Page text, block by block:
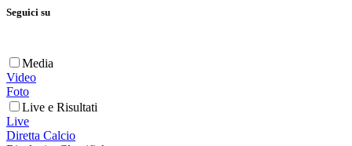
Seguici su
Media
Video
Foto
Live e Risultati
Live
Diretta Calcio